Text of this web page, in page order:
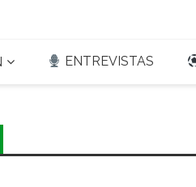
ENTREVISTAS